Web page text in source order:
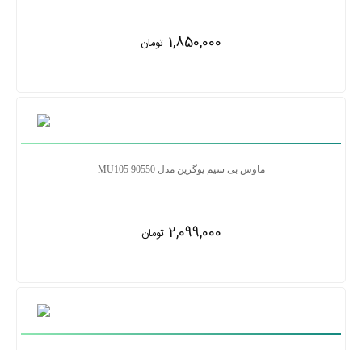
1,850,000 تومان
ماوس بی سیم یوگرین مدل MU105 90550
2,099,000 تومان